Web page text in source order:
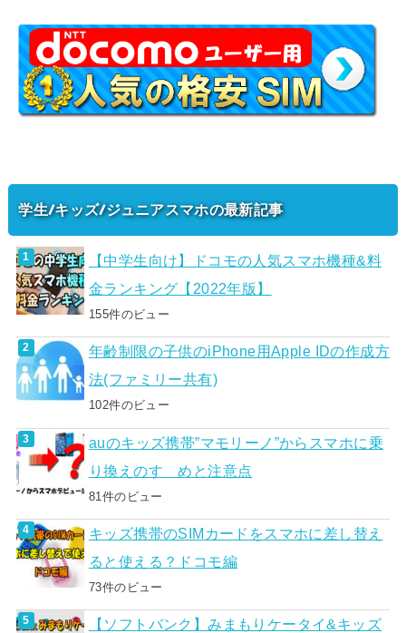
学生/キッズ/ジュニアスマホの最新記事
【中学生向け】ドコモの人気スマホ機種&料
金ランキング【2022年版】
155件のビュー
年齢制限の子供のiPhone用Apple IDの作成方
法(ファミリー共有)
102件のビュー
auのキッズ携帯”マモリーノ”からスマホに乗
り換えのすゝめと注意点
81件のビュー
キッズ携帯のSIMカードをスマホに差し替え
ると使える？ドコモ編
73件のビュー
【ソフトバンク】みまもりケータイ&キッズ